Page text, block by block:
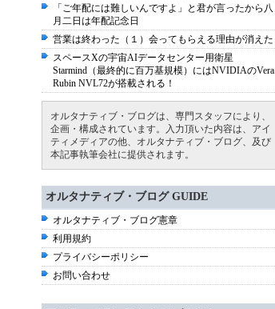
「ご年配には難しいんですよ」と君が言ったから八
月二日は年配記念日
営業は終わった（１）会ってもらえる理由が消えた
スペースXの宇宙AIデータセンター用衛星
Starmind（最終的に百万基規模）にはNVIDIAのVera
Rubin NVL72が搭載される！
オルタナティブ・ブログは、専門スタッフにより、
企画・構成されています。入力頂いた内容は、アイ
ティメディアの他、オルタナティブ・ブログ、及び
本記事執筆会社に提供されます。
オルタナティブ・ブログ GUIDE
オルタナティブ・ブログ憲章
利用規約
プライバシーポリシー
お問い合わせ